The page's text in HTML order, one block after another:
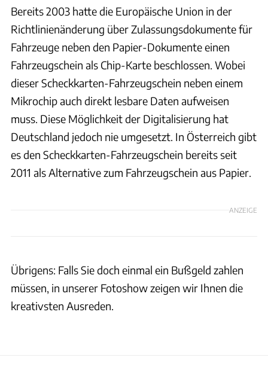
Bereits 2003 hatte die Europäische Union in der
Richtlinienänderung über Zulassungsdokumente für
Fahrzeuge neben den Papier-Dokumente einen
Fahrzeugschein als Chip-Karte beschlossen. Wobei
dieser Scheckkarten-Fahrzeugschein neben einem
Mikrochip auch direkt lesbare Daten aufweisen
muss. Diese Möglichkeit der Digitalisierung hat
Deutschland jedoch nie umgesetzt. In Österreich gibt
es den Scheckkarten-Fahrzeugschein bereits seit
2011 als Alternative zum Fahrzeugschein aus Papier.
ANZEIGE
Übrigens: Falls Sie doch einmal ein Bußgeld zahlen
müssen, in unserer Fotoshow zeigen wir Ihnen die
kreativsten Ausreden.